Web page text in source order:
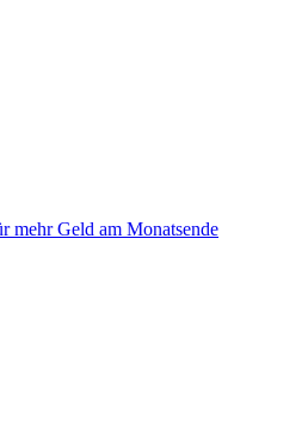
mehr Geld am Monatsende